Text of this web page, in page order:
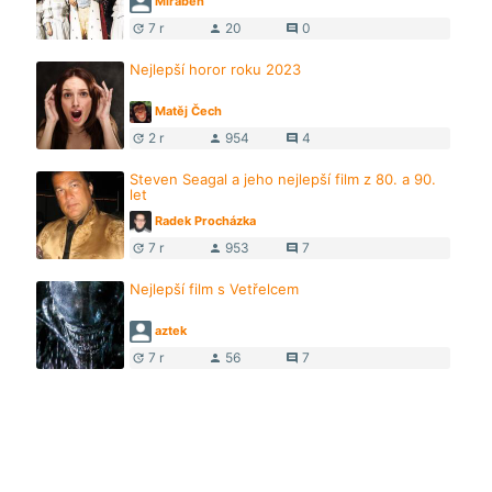
update 7 r person 20 comment 0
Nejlepší horor roku 2023
Matěj Čech
update 2 r person 954 comment 4
Steven Seagal a jeho nejlepší film z 80. a 90.
let
Radek Procházka
update 7 r person 953 comment 7
Nejlepší film s Vetřelcem
aztek
update 7 r person 56 comment 7